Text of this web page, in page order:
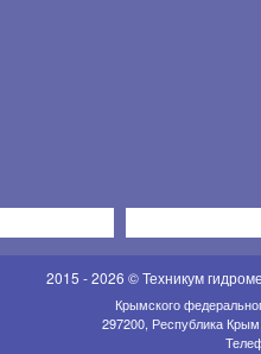
2015 - 2026 © Техникум
Крымского
297200, Республика